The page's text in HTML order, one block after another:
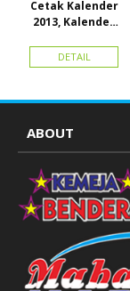
Cetak Kalender
2013, Kalender
2015 dan
atribut partai
DETAIL
ABOUT